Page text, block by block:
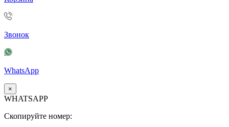
Звонок
WhatsApp
×
WHATSAPP
Скопируйте номер: